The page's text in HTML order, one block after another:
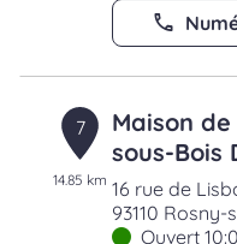
7
14.85 km
Maison
sous-Bois
16 rue de
93110 Rosny-
Ouvert